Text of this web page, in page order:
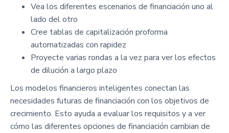
Vea los diferentes escenarios de financiación uno al
lado del otro
Cree tablas de capitalización proforma
automatizadas con rapidez
Proyecte varias rondas a la vez para ver los efectos
de dilución a largo plazo
Los modelos financieros inteligentes conectan las
necesidades futuras de financiación con los objetivos de
crecimiento. Esto ayuda a evaluar los requisitos y a ver
cómo las diferentes opciones de financiación cambian de